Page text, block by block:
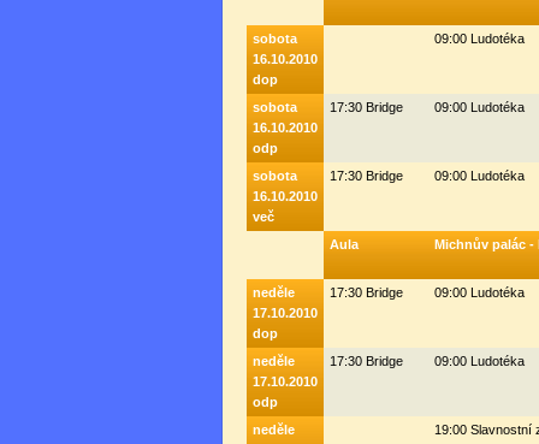
sobota
16.10.2010
dop
09:00 Ludotéka
sobota
16.10.2010
odp
17:30 Bridge 09:00 Ludotéka
sobota
16.10.2010
več
17:30 Bridge 09:00 Ludotéka
Aula Michnův palác -
neděle
17.10.2010
dop
17:30 Bridge 09:00 Ludotéka
neděle
17.10.2010
odp
17:30 Bridge 09:00 Ludotéka
neděle
19:00 Slavnostní